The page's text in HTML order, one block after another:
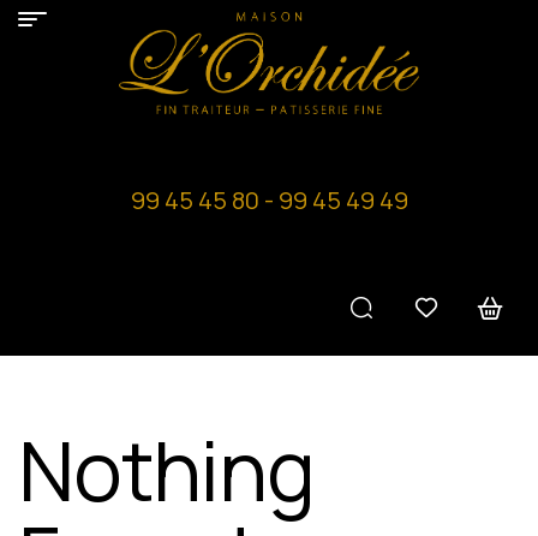
99 45 45 80 - 99 45 49 49
Nothing